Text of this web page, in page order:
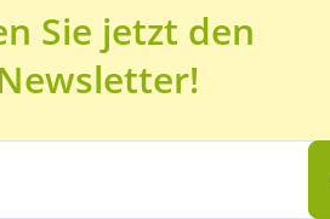
Sie jetzt den